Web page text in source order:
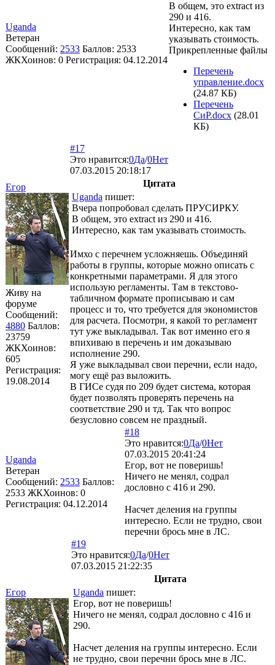
Uganda
Ветеран
Сообщений: 2533 Баллов: 2533
ЖКХоинов: 0 Регистрация: 04.12.2014
В общем, это extract из
290 и 416.
Интересно, как там
указывать стоимость.
Прикрепленные файлы
Перечень
управление.docx
(24.87 КБ)
Перечень
СиР.docx (28.01
КБ)
Егор
Живу на
форуме
Сообщений:
4880 Баллов:
23759
ЖКХоинов:
605
Регистрация:
19.08.2014
#17
Это нравится:0Да/0Нет
07.03.2015 20:18:17
Цитата
Uganda пишет:
Вчера попробовал сделать ПРУСИРКУ.
В общем, это extract из 290 и 416.
Интересно, как там указывать стоимость.
Имхо с перечнем усложняешь. Объединяй
работы в группы, которые можно описать с
конкретными параметрами. Я для этого
использую регламенты. Там в текстово-
табличном формате прописываю и сам
процесс и то, что требуется для экономистов
для расчета. Посмотри, я какой то регламент
тут уже выкладывал. Так вот именно его я
впихиваю в перечень и им доказываю
исполнение 290.
Я уже выкладывал свои перечни, если надо,
могу ещё раз выложить.
В ГИСе судя по 209 будет система, которая
будет позволять проверять перечень на
соответствие 290 и тд. Так что вопрос
безусловно совсем не праздный.
Uganda
Ветеран
Сообщений: 2533 Баллов:
2533 ЖКХоинов: 0
Регистрация: 04.12.2014
#18
Это нравится:0Да/0Нет
07.03.2015 20:41:24
Егор, вот не поверишь!
Ничего не менял, содрал
дословно с 416 и 290.
Насчет деления на группы
интересно. Если не трудно, свои
перечни брось мне в ЛС.
Егор
#19
Это нравится:0Да/0Нет
07.03.2015 21:22:35
Цитата
Uganda пишет:
Егор, вот не поверишь!
Ничего не менял, содрал дословно с 416 и
290.
Насчет деления на группы интересно. Если
не трудно, свои перечни брось мне в ЛС.